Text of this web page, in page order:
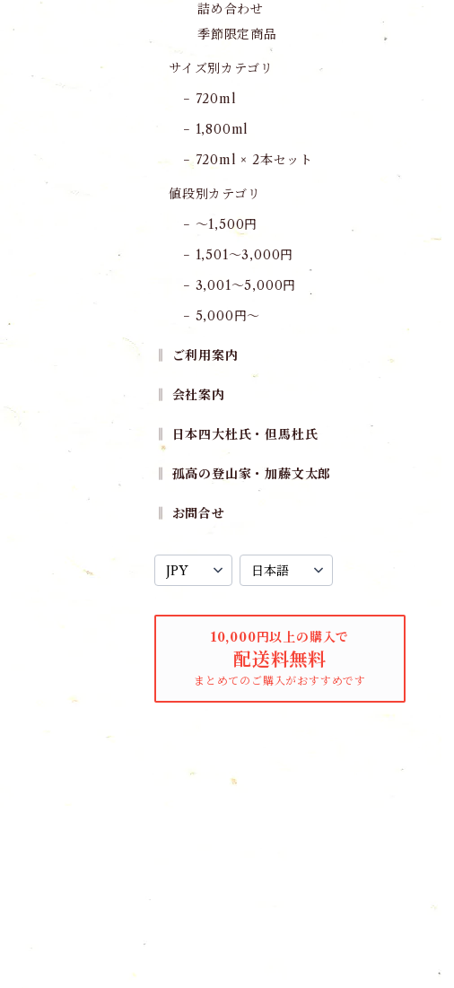
詰め合わせ
季節限定商品
サイズ別カテゴリ
− 720ml
− 1,800ml
− 720ml × 2本セット
値段別カテゴリ
− 〜1,500円
− 1,501〜3,000円
− 3,001〜5,000円
− 5,000円〜
‖ ご利用案内
‖ 会社案内
‖ 日本四大杜氏・但馬杜氏
‖ 孤高の登山家・加藤文太郎
‖ お問合せ
10,000円以上の購入で
配送料無料
まとめてのご購入がおすすめです